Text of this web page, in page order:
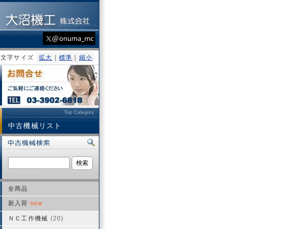
文字サイズ 拡大 標準 縮小
中古機械リスト
全商品
新入荷 NEW
ＮＣ工作機械 (20)